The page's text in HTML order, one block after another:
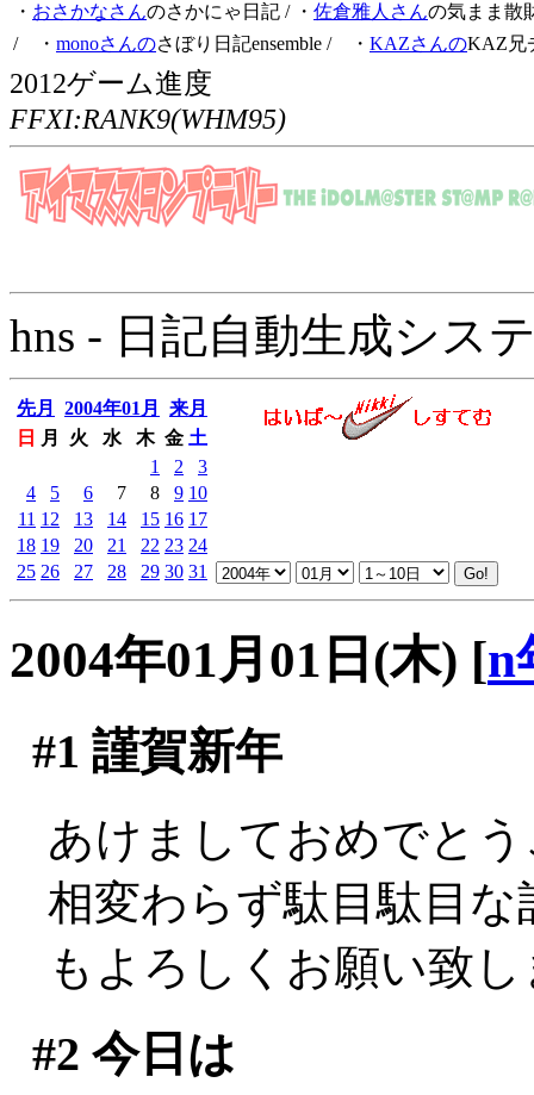
・ おさかなさんのさかにゃ日記 / ・ 佐倉雅人さんの気まま散
/ ・ monoさんのさぼり日記ensemble / ・ KAZさんのKAZ兄
2012ゲーム進度
FFXI:RANK9(WHM95)
hns - 日記自動生成シス
先月 2004年01月
来月
日
月 火 水 木 金 土
1
2
3
4
5 6 7 8 9 10
11 12 13 14 15 16 17
18 19 20 21 22 23 24
25 26 27 28 29 30 31
2004年01月01日(木) [n
#1 謹賀新年
あけましておめでと
相変わらず駄目駄目
もよろしくお願い致し
#2 今日は